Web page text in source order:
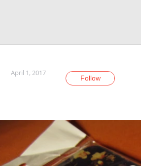
April 1, 2017
Follow